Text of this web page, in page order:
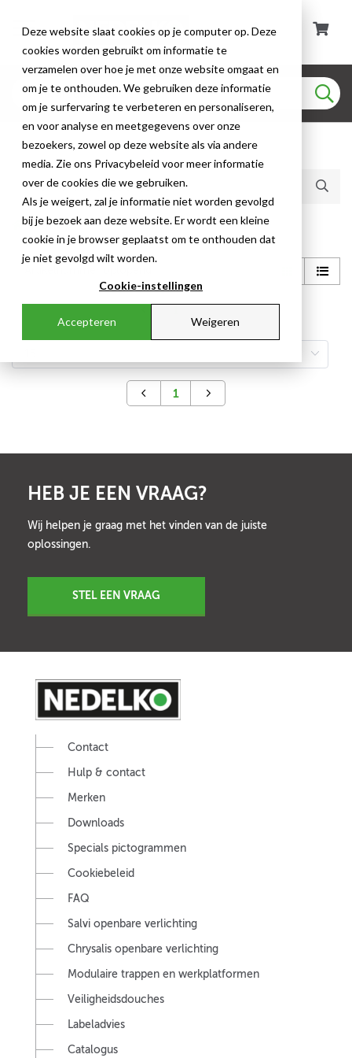
Deze website slaat cookies op je computer op. Deze
cookies worden gebruikt om informatie te
verzamelen over hoe je met onze website omgaat en
om je te onthouden. We gebruiken deze informatie
om je surfervaring te verbeteren en personaliseren,
en voor analyse en meetgegevens over onze
bezoekers, zowel op deze website als via andere
media. Zie ons Privacybeleid voor meer informatie
over de cookies die we gebruiken.
Als je weigert, zal je informatie niet worden gevolgd
bij je bezoek aan deze website. Er wordt een kleine
cookie in je browser geplaatst om te onthouden dat
je niet gevolgd wilt worden.
Cookie-instellingen
Accepteren Weigeren
Huidige producten (0)
Shop
1
HEB JE EEN VRAAG?
Wij helpen je graag met het vinden van de juiste
oplossingen.
STEL EEN VRAAG
Contact
Hulp & contact
Merken
Downloads
Specials pictogrammen
Cookiebeleid
FAQ
Salvi openbare verlichting
Chrysalis openbare verlichting
Modulaire trappen en werkplatformen
Veiligheidsdouches
Labeladvies
Catalogus